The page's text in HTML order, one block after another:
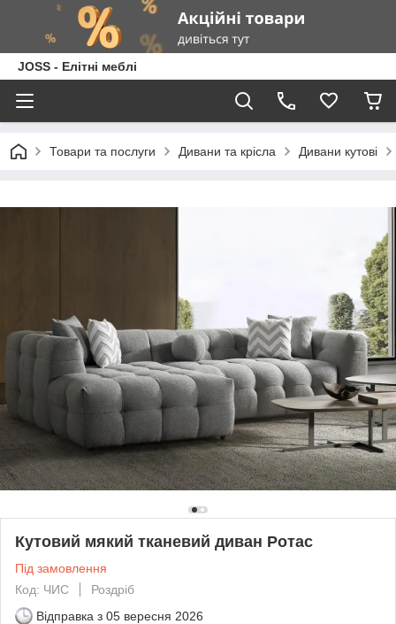
JOSS - Елітні меблі
Товари та послуги Дивани та крісла Дивани кутові
Кутовий мякий тканевий диван Ротас
Під замовлення
Код: ЧИС
Роздріб
Відправка з 05 вересня 2026